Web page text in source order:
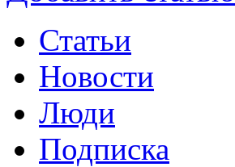
Статьи
Новости
Люди
Подписка